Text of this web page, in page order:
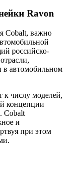
Ravon
Cobalt, важно
российско-
в автомобильном
к числу моделей,
концепции
Cobalt
и
при этом